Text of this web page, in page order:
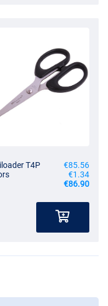
T4P
€85.56
€1.34
€86.90